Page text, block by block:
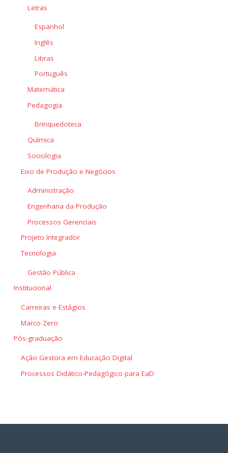
Letras
Espanhol
Inglês
Libras
Português
Matemática
Pedagogia
Brinquedoteca
Química
Sociologia
Eixo de Produção e Negócios
Administração
Engenharia da Produção
Processos Gerenciais
Projeto Integrador
Tecnologia
Gestão Pública
Institucional
Carreiras e Estágios
Marco Zero
Pós-graduação
Ação Gestora em Educação Digital
Processos Didático-Pedagógico para EaD